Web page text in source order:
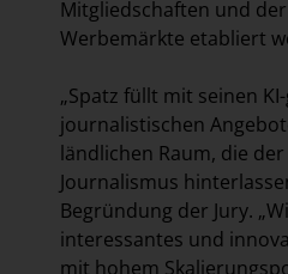
Mitgliedschaften und
Werbemärkte etabliert
„Spatz füllt mit seinen
journalistischen
ländlichen Raum, die
Journalismus
Begründung der Jury.
interessantes und
mit hohem